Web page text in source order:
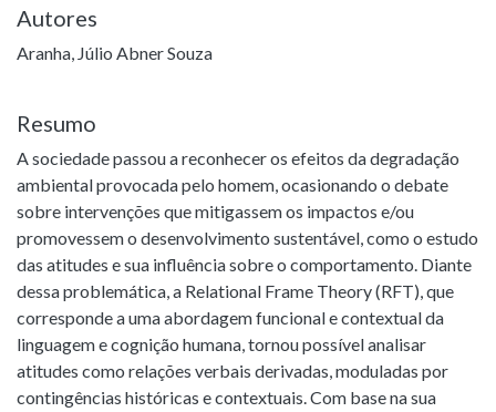
Autores
Aranha, Júlio Abner Souza
Resumo
A sociedade passou a reconhecer os efeitos da degradação
ambiental provocada pelo homem, ocasionando o debate
sobre intervenções que mitigassem os impactos e/ou
promovessem o desenvolvimento sustentável, como o estudo
das atitudes e sua influência sobre o comportamento. Diante
dessa problemática, a Relational Frame Theory (RFT), que
corresponde a uma abordagem funcional e contextual da
linguagem e cognição humana, tornou possível analisar
atitudes como relações verbais derivadas, moduladas por
contingências históricas e contextuais. Com base na sua